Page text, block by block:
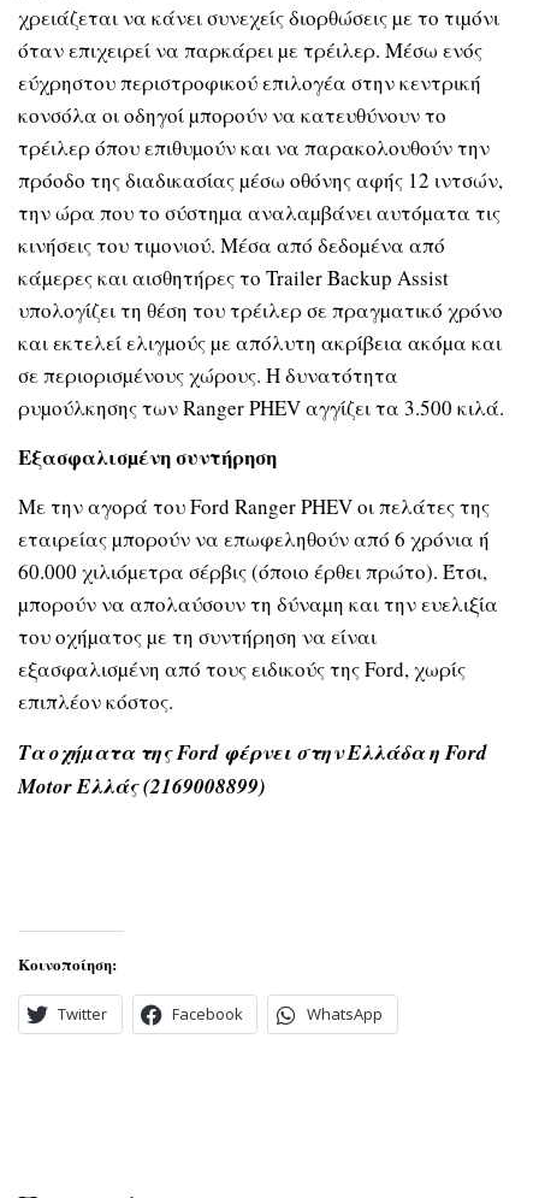
χρειάζεται να κάνει συνεχείς διορθώσεις µε το τιµόνι
όταν επιχειρεί να παρκάρει µε τρέιλερ. Μέσω ενός
εύχρηστου περιστροφικού επιλογέα στην κεντρική
κονσόλα οι οδηγοί µπορούν να κατευθύνουν το
τρέιλερ όπου επιθυµούν και να παρακολουθούν την
πρόοδο της διαδικασίας µέσω οθόνης αφής 12 ιντσών,
την ώρα που το σύστηµα αναλαµβάνει αυτόµατα τις
κινήσεις του τιµονιού. Μέσα από δεδοµένα από
κάµερες και αισθητήρες το Trailer Backup Assist
υπολογίζει τη θέση του τρέιλερ σε πραγµατικό χρόνο
και εκτελεί ελιγµούς µε απόλυτη ακρίβεια ακόµα και
σε περιορισµένους χώρους. Η δυνατότητα
ρυµούλκησης των Ranger PHEV αγγίζει τα 3.500 κιλά.
Εξασφαλισµένη συντήρηση
Με την αγορά του Ford Ranger PHEV οι πελάτες της
εταιρείας µπορούν να επωφεληθούν από 6 χρόνια ή
60.000 χιλιόµετρα σέρβις (όποιο έρθει πρώτο). Έτσι,
µπορούν να απολαύσουν τη δύναµη και την ευελιξία
του οχήµατος µε τη συντήρηση να είναι
εξασφαλισµένη από τους ειδικούς της Ford, χωρίς
επιπλέον κόστος.
Τα οχήµατα της Ford φέρνει στην Ελλάδα η Ford
Motor Ελλάς (2169008899)
Κοινοποίηση:
Twitter Facebook WhatsApp